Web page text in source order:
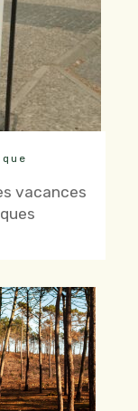
vacances